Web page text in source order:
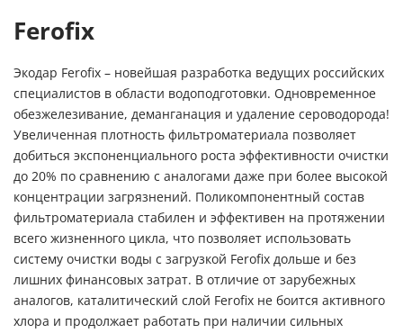
Ferofix
Экодар Ferofix – новейшая разработка ведущих российских
специалистов в области водоподготовки. Одновременное
обезжелезивание, деманганация и удаление сероводорода!
Увеличенная плотность фильтроматериала позволяет
добиться экспоненциального роста эффективности очистки
до 20% по сравнению с аналогами даже при более высокой
концентрации загрязнений. Поликомпонентный состав
фильтроматериала стабилен и эффективен на протяжении
всего жизненного цикла, что позволяет использовать
систему очистки воды с загрузкой Ferofix дольше и без
лишних финансовых затрат. В отличие от зарубежных
аналогов, каталитический слой Ferofix не боится активного
хлора и продолжает работать при наличии сильных